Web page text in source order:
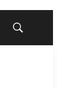
Mostrar